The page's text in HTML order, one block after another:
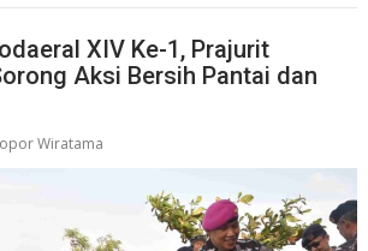
XIV Ke-1, Prajurit
Aksi Bersih Pantai dan
Wiratama